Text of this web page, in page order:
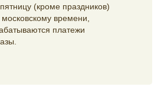
(кроме праздников)
времени,
платежи